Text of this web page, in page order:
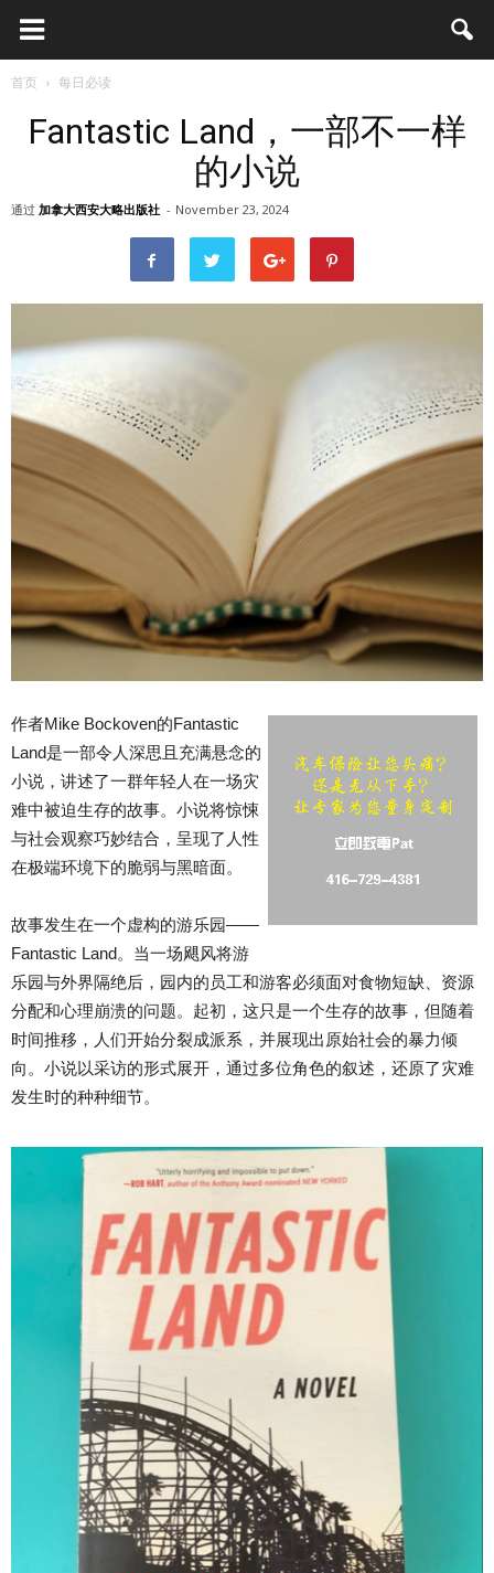
首页 每日必读
Fantastic Land，一部不一样
的小说
通过 加拿大西安大略出版社 - November 23, 2024
作者Mike Bockoven的Fantastic
Land是一部令人深思且充满悬念的
小说，讲述了一群年轻人在一场灾
难中被迫生存的故事。小说将惊悚
与社会观察巧妙结合，呈现了人性
在极端环境下的脆弱与黑暗面。
故事发生在一个虚构的游乐园——
Fantastic Land。当一场飓风将游
乐园与外界隔绝后，园内的员工和游客必须面对食物短缺、资源
分配和心理崩溃的问题。起初，这只是一个生存的故事，但随着
时间推移，人们开始分裂成派系，并展现出原始社会的暴力倾
向。小说以采访的形式展开，通过多位角色的叙述，还原了灾难
发生时的种种细节。